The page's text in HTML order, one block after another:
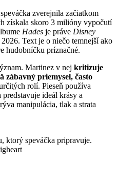
speváčka zverejnila začiatkom
získala skoro 3 milióny vypočutí
Hades je práve Disney
Text je o niečo temnejší ako
hudobníčku príznačné.
Martinez v nej kritizuje
zábavný priemysel, často
rolí. Pieseň používa
ideál krásy a
manipulácia, tlak a strata
ktorý speváčka pripravuje.